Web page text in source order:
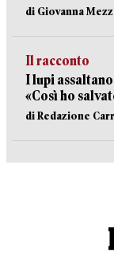
di Giovanna
Il racconto
I lupi
«Così ho
di Redazione